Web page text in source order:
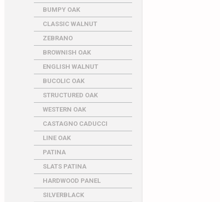
BUMPY OAK
CLASSIC WALNUT
ZEBRANO
BROWNISH OAK
ENGLISH WALNUT
BUCOLIC OAK
STRUCTURED OAK
WESTERN OAK
CASTAGNO CADUCCI
LINE OAK
PATINA
SLATS PATINA
HARDWOOD PANEL
SILVERBLACK